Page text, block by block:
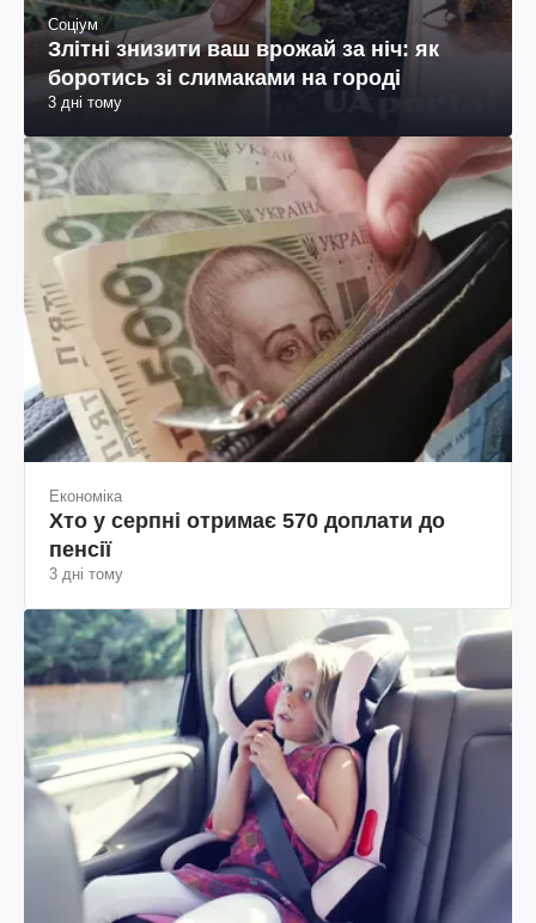
Соціум
Злітні знизити ваш врожай за ніч: як
боротись зі слимаками на городі
3 дні тому
Економіка
Хто у серпні отримає 570 доплати до
пенсії
3 дні тому